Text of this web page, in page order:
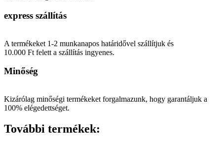
mennyiség
express szállítás
A termékeket 1-2 munkanapos határidővel szállítjuk és
10.000 Ft felett a szállítás ingyenes.
Minőség
Kizárólag minőségi termékeket forgalmazunk, hogy garantáljuk a
100% elégedettséget.
További termékek: